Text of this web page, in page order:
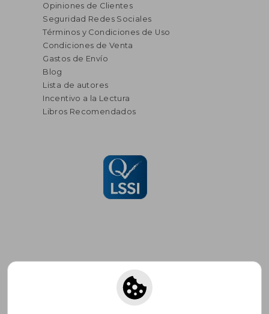
Opiniones de Clientes
Seguridad Redes Sociales
Términos y Condiciones de Uso
Condiciones de Venta
Gastos de Envío
Blog
Lista de autores
Incentivo a la Lectura
Libros Recomendados
Suscríbete para recibir ofertas y
promociones